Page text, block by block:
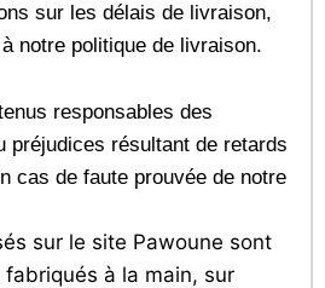
sur les délais de livraison,
notre politique de livraison.
responsables des
préjudices résultant de retards
cas de faute prouvée de notre
sur le site Pawoune sont
à la main, sur